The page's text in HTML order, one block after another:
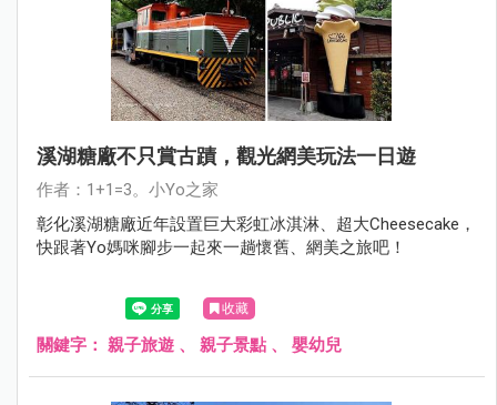
溪湖糖廠不只賞古蹟，觀光網美玩法一日遊
作者：1+1=3。小Yo之家
彰化溪湖糖廠近年設置巨大彩虹冰淇淋、超大Cheesecake，
快跟著Yo媽咪腳步一起來一趟懷舊、網美之旅吧！
收藏
關鍵字： 親子旅遊 、 親子景點 、 嬰幼兒